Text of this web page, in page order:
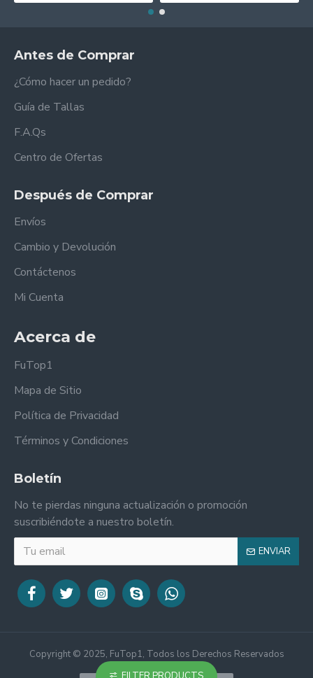
Antes de Comprar
¿Cómo hacer un pedido?
Guía de Tallas
F.A.Qs
Centro de Ofertas
Después de Comprar
Envíos
Cambio y Devolución
Contáctenos
Mi Cuenta
Acerca de
FuTop1
Mapa de Sitio
Política de Privacidad
Términos y Condiciones
Boletín
No te pierdas ninguna actualización o promoción
suscribiéndote a nuestro boletín.
ENVIAR
Copyright © 2025, FuTop1, Todos los Derechos Reservados